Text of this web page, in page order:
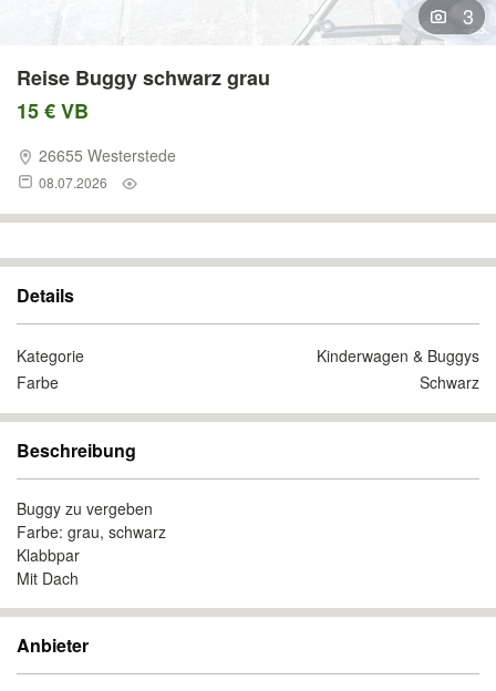
3
Reise Buggy schwarz grau
15 € VB
26655 Westerstede
08.07.2026
Details
Kategorie
Kinderwagen & Buggys
Farbe
Schwarz
Beschreibung
Buggy zu vergeben
Farbe: grau, schwarz
Klabbpar
Mit Dach
Anbieter